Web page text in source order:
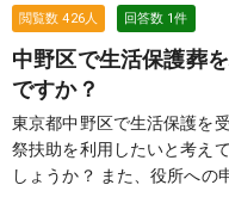
おくべき内容があれば知り
立て込む中、ご経験のある
をいただけると大変助かり
を見る
閲覧数426人 回答数 1件
中野区で生活保護葬
ですか？
東京都中野区で生活保護を
祭扶助を利用したいと考え
しょうか？ また、役所への申請に必要な書類や流れについて詳しく
知りたいです。申請前に葬